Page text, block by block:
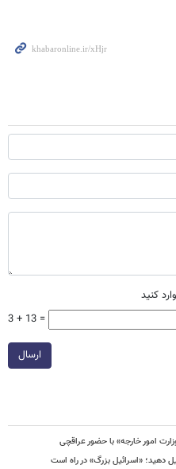
کنید
3 + 13 =
ارسال
امور خارجه» با حضور عراقچی
دهید؛ «اسرائیل بزرگ» در راه است